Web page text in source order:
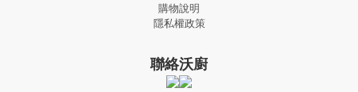
購物說明
隱私權政策
聯絡沃廚